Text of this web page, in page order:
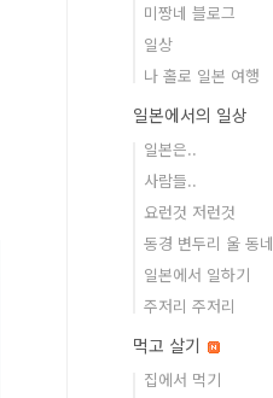
미짱네 블로그
일상
나 홀로 일본 여행
일본에서의 일상
일본은..
사람들..
요런것 저런것
동경 변두리 울 동네
일본에서 일하기
주저리 주저리
먹고 살기
집에서 먹기